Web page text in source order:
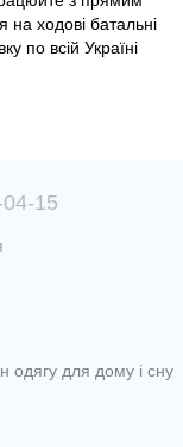
ходові батальні
по всій Україні
15
одягу для дому і сну